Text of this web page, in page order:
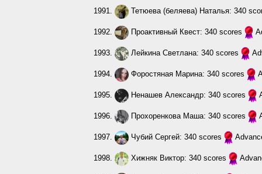
1991. Тетюева (беляева) Наталья: 340
1992. Проактивный Квест: 340 scores
1993. Лейкина Светлана: 340 scores
1994. Форостяная Марина: 340 scores
1995. Ненашев Александр: 340 scores
1996. Прохоренкова Маша: 340 scores
1997. Чубий Сергей: 340 scores
1998. Хижняк Виктор: 340 scores